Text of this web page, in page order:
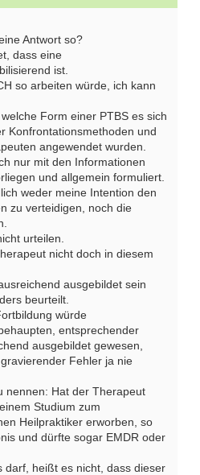
Antwort so?
dass eine
ist.
so arbeiten würde, ich kann
Form einer PTBS es sich
Konfrontationsmethoden und
angewendet wurden.
nur mit den Informationen
und allgemein formuliert.
weder meine Intention den
zu verteidigen, noch die
urteilen.
nicht doch in diesem
ausgebildet sein
beurteilt.
würde
entsprechender
ausgebildet gewesen,
Fehler ja nie
nennen: Hat der Therapeut
Studium zum
Heilpraktiker erworben, so
und dürfte sogar EMDR oder
darf, heißt es nicht, dass dieser